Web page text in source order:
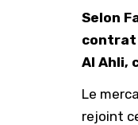
Selon
contrat
Al Ahli,
Le
rejoint